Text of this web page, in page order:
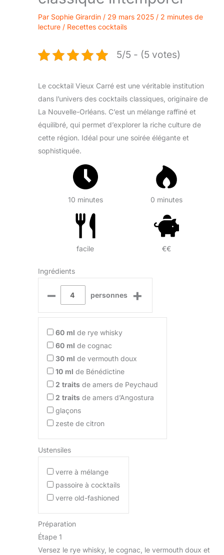
Par Sophie Girardin / 29 mars 2025 / 2 minutes de
lecture / Recettes cocktails
5/5 - (5 votes)
Le cocktail Vieux Carré est une véritable institution
dans l’univers des cocktails classiques, originaire de
La Nouvelle-Orléans. C’est un mélange raffiné et
équilibré, qui permet d’explorer la riche culture de
cette région. Idéal pour une soirée élégante et
sophistiquée.
10 minutes 0 minutes
facile €€
Ingrédients
– personnes +
60 ml de rye whisky
60 ml de cognac
30 ml de vermouth doux
10 ml de Bénédictine
2 traits de amers de Peychaud
2 traits de amers d’Angostura
glaçons
zeste de citron
Ustensiles
verre à mélange
passoire à cocktails
verre old-fashioned
Préparation
Étape 1
Versez le rye whisky, le cognac, le vermouth doux et